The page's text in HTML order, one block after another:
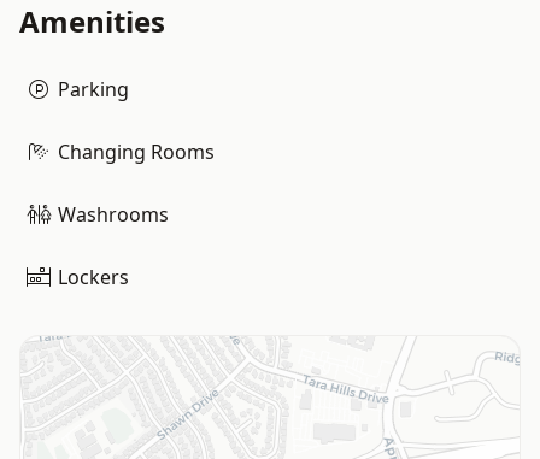
Amenities
Parking
Changing Rooms
Washrooms
Lockers